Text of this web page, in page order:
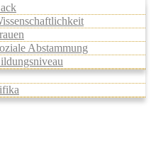
Abstammung